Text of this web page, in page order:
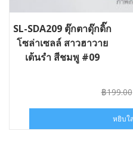
SL-SDA209 ตุ๊กตาดุ๊กดิ๊ก
โซล่าเซลล์ สาวฮาวาย
เต้นรำ สีชมพู #09
฿199.00
หยิบใ